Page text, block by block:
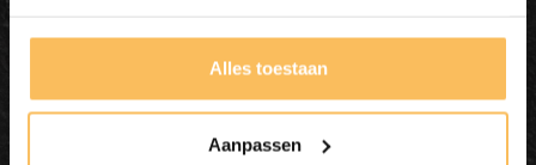
Alles toestaan
Aanpassen